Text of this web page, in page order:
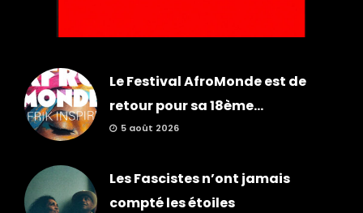
Le Festival AfroMonde est de
retour pour sa 18ème...
5 août 2026
Les Fascistes n’ont jamais
compté les étoiles